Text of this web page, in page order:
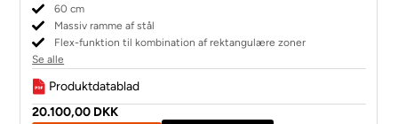
60 cm
Massiv ramme af stål
Flex-funktion til kombination af rektangulære zoner
Se alle
Produktdatablad
20.100,00 DKK